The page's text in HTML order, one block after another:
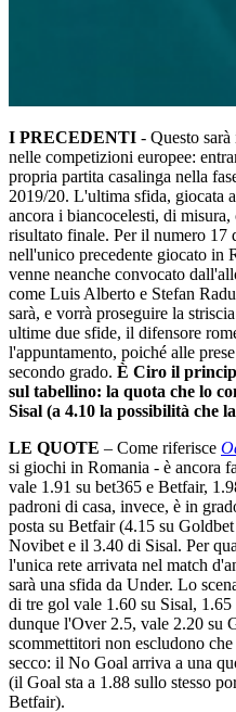
I PRECEDENTI - Questo
nelle competizioni europee:
propria partita casalinga nella
2019/20. L'ultima sfida, giocata
ancora i biancocelesti, di
risultato finale. Per il numero 17
nell'unico precedente giocato in
venne neanche convocato
come Luis Alberto e Stefan
sarà, e vorrà proseguire la
ultime due sfide, il difensore
l'appuntamento, poiché alle
secondo grado. È Ciro il
sul tabellino: la quota che lo
Sisal (a 4.10 la possibilità che
LE QUOTE – Come riferisce
si giochi in Romania - è ancora
vale 1.91 su bet365 e Betfair,
padroni di casa, invece, è in
posta su Betfair (4.15 su
Novibet e il 3.40 di Sisal. Per
l'unica rete arrivata nel match
sarà una sfida da Under. Lo
di tre gol vale 1.60 su Sisal,
dunque l'Over 2.5, vale 2.20 su
scommettitori non escludono
secco: il No Goal arriva a una
(il Goal sta a 1.88 sullo stesso
Betfair).